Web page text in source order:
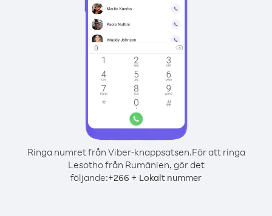
Ringa numret från Viber-knappsatsen.För att ringa
Lesotho från Rumänien, gör det
följande:+266 + Lokalt nummer